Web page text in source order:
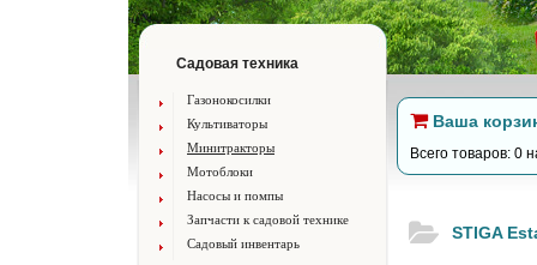
Садовая техника
Газонокосилки
Культиваторы
Минитракторы
Мотоблоки
Насосы и помпы
Запчасти к садовой технике
Садовый инвентарь
Ваша
Всего товаров: 0
STIGA